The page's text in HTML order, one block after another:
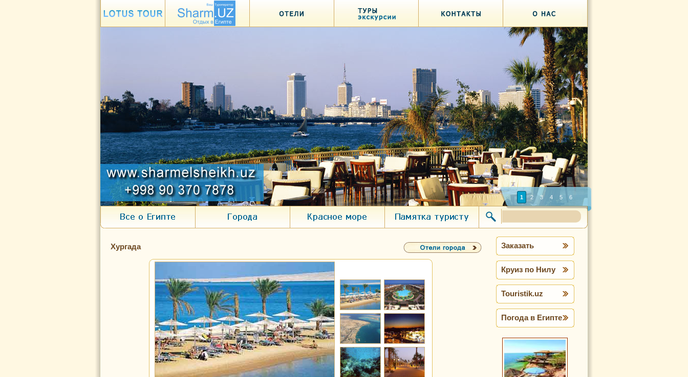
1 2 3 4 5 6
Хургада Заказать
Круиз по Нилу
Touristik.uz
Погода в Египте